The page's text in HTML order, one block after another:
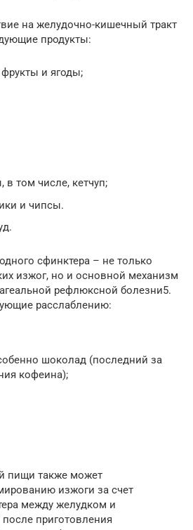
на желудочно-кишечный тракт
продукты:
и ягоды;
в том числе, кетчуп;
и чипсы.
сфинктера – не только
изжог, но и основной механизм
рефлюксной болезни5.
расслаблению:
шоколад (последний за
кофеина);
пищи также может
изжоги за счет
между желудком и
приготовления